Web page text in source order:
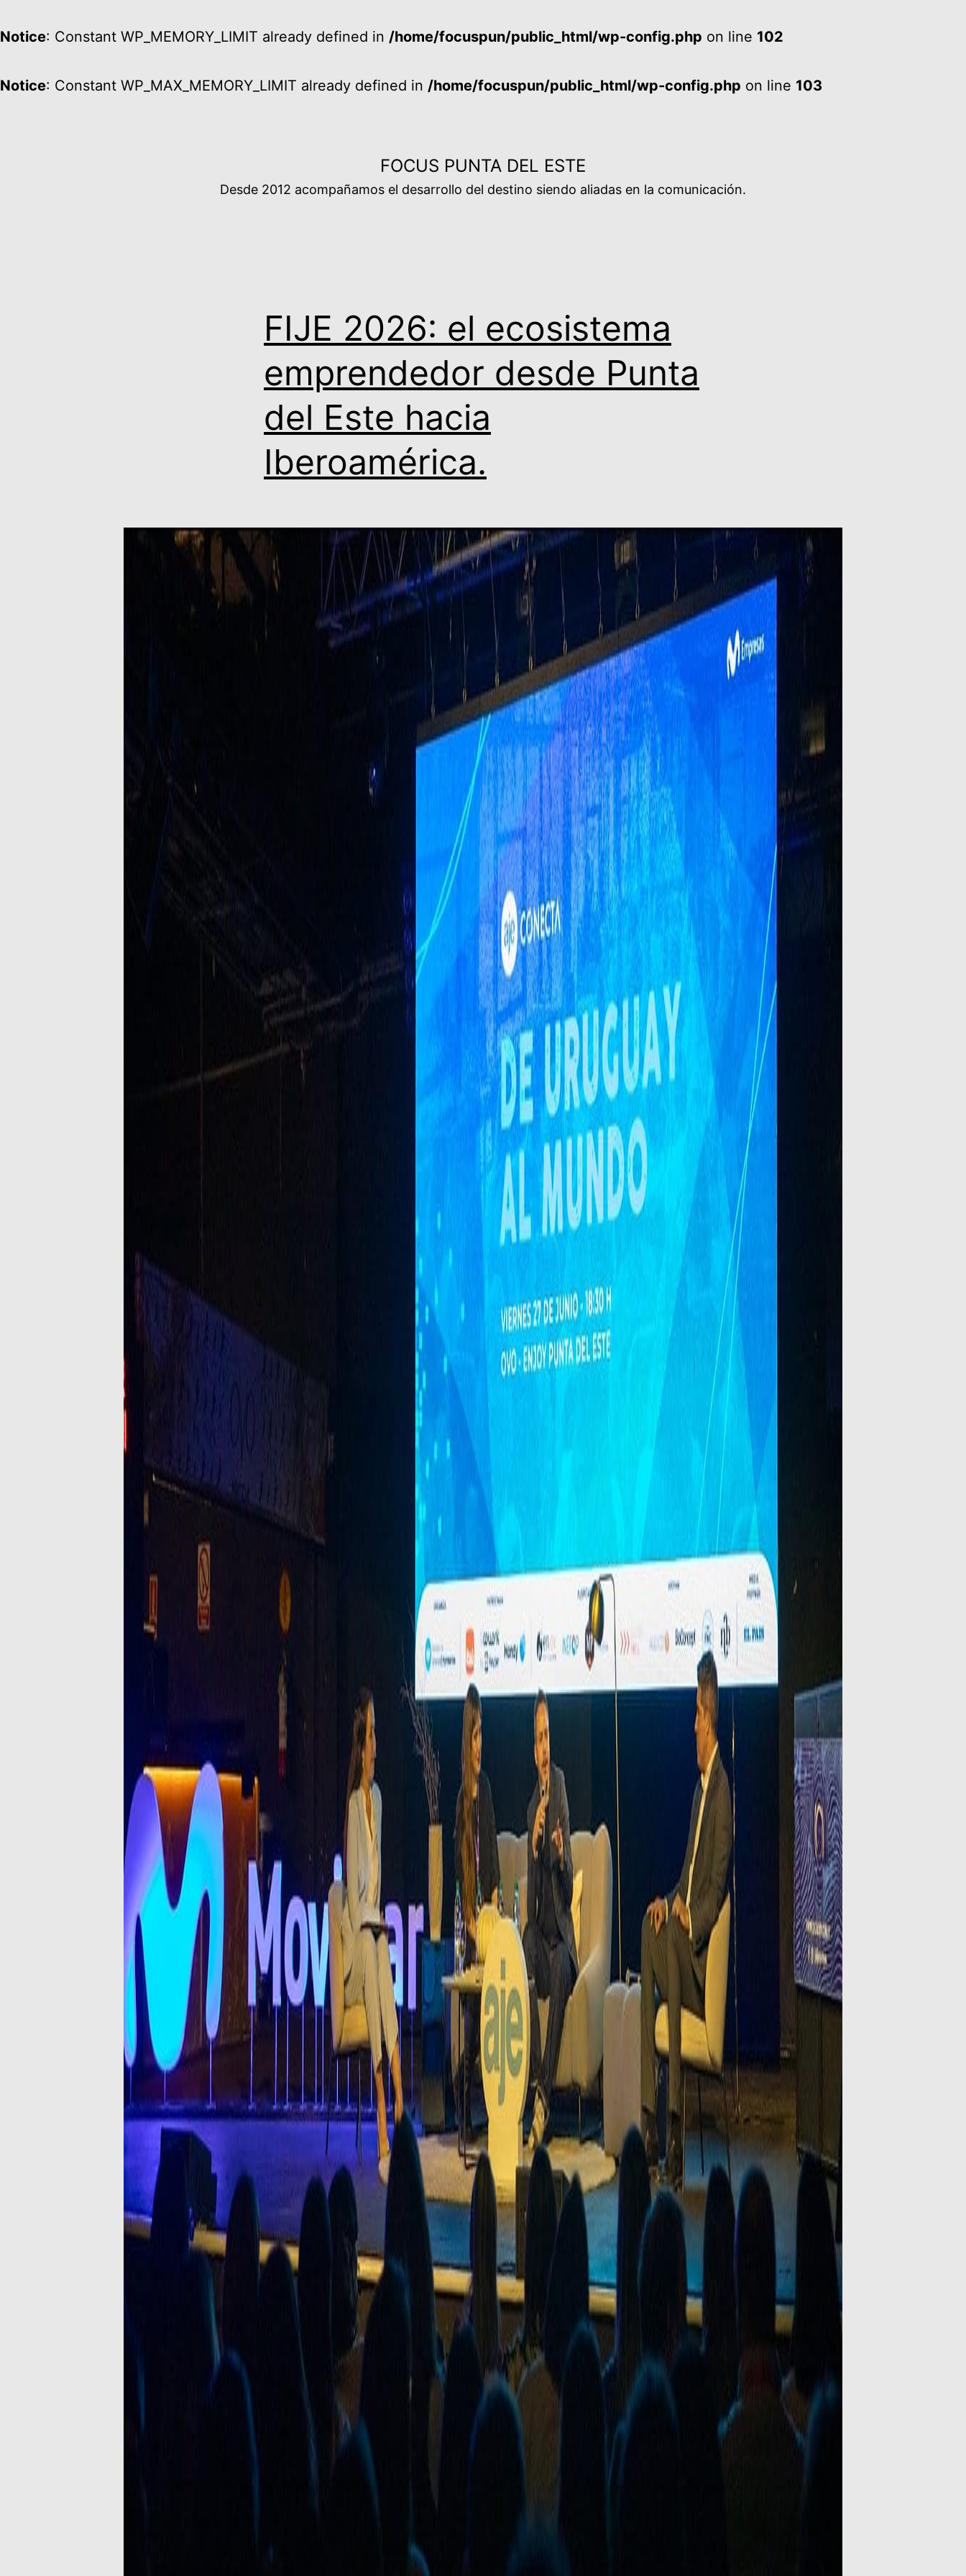
Notice: Constant WP_MEMORY_LIMIT already defined in /home/focuspun/public_html/wp-config.php on line 102
Notice: Constant WP_MAX_MEMORY_LIMIT already defined in /home/focuspun/public_html/wp-config.php on line 103
FOCUS PUNTA DEL ESTE
Desde 2012 acompañamos el desarrollo del destino siendo aliadas en la comunicación.
FIJE 2026: el ecosistema
emprendedor desde Punta
del Este hacia
Iberoamérica.